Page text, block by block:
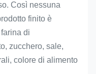
Così nessuna
finito è
zucchero, sale,
colore di alimento